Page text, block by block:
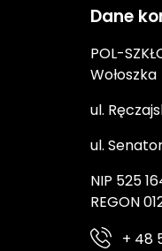
Dane
POL-
Wołoszka
ul.
ul.
NIP 525
REGON
+ 48